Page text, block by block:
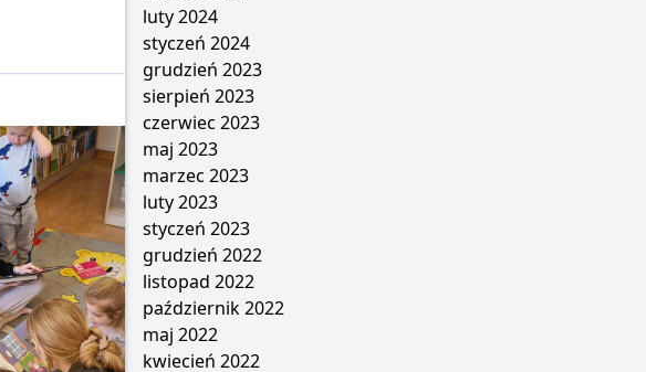
luty 2024
styczeń 2024
grudzień 2023
sierpień 2023
czerwiec 2023
maj 2023
marzec 2023
luty 2023
styczeń 2023
grudzień 2022
listopad 2022
październik 2022
maj 2022
kwiecień 2022